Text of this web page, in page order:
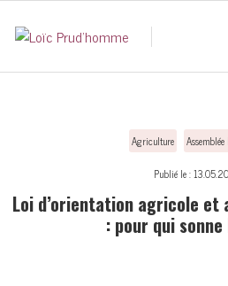
Agriculture
Publié le :
Loi d’orientation agricole
: pour qui